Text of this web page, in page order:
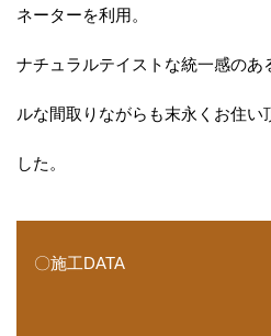
ネーターを利用。
ナチュラルテイストな統一感のあ
ルな間取りながらも末永くお住い
した。
〇施工DATA